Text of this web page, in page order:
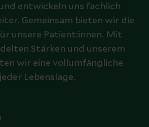
entwickeln uns fachlich
Gemeinsam bieten wir die
unsere Patient:innen. Mit
Stärken und unserem
wir eine vollumfängliche
Lebenslage.